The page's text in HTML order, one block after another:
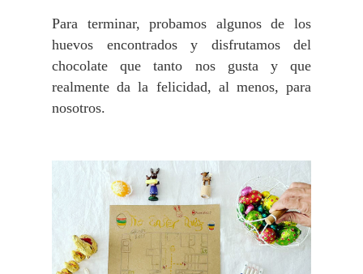
Para terminar, probamos algunos de los
huevos encontrados y disfrutamos del
chocolate que tanto nos gusta y que
realmente da la felicidad, al menos, para
nosotros.